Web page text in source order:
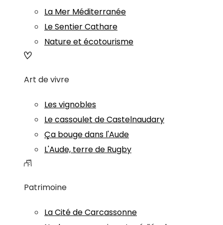
La Mer Méditerranée
Le Sentier Cathare
Nature et écotourisme
Art de vivre
Les vignobles
Le cassoulet de Castelnaudary
Ça bouge dans l'Aude
L'Aude, terre de Rugby
Patrimoine
La Cité de Carcassonne